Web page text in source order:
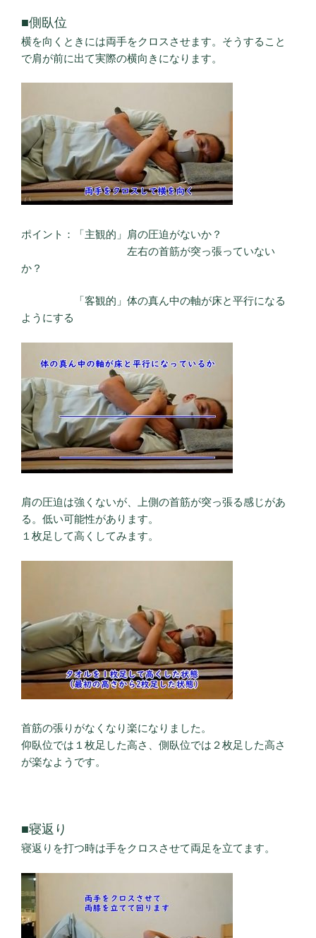
■側臥位
横を向くときには両手をクロスさせます。そうすること
で肩が前に出て実際の横向きになります。
ポイント：「主観的」肩の圧迫がないか？
左右の首筋が突っ張っていない
か？
「客観的」体の真ん中の軸が床と平行になる
ようにする
肩の圧迫は強くないが、上側の首筋が突っ張る感じがあ
る。低い可能性があります。
１枚足して高くしてみます。
首筋の張りがなくなり楽になりました。
仰臥位では１枚足した高さ、側臥位では２枚足した高さ
が楽なようです。
■寝返り
寝返りを打つ時は手をクロスさせて両足を立てます。